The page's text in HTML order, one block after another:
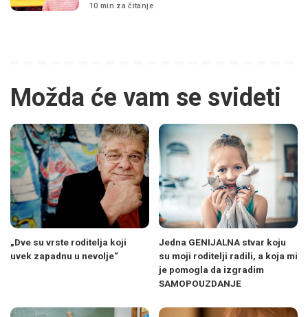
10 min za čitanje
Možda će vam se svideti
„Dve su vrste roditelja koji
uvek zapadnu u nevolje“
Jedna GENIJALNA stvar koju
su moji roditelji radili, a koja mi
je pomogla da izgradim
SAMOPOUZDANJE